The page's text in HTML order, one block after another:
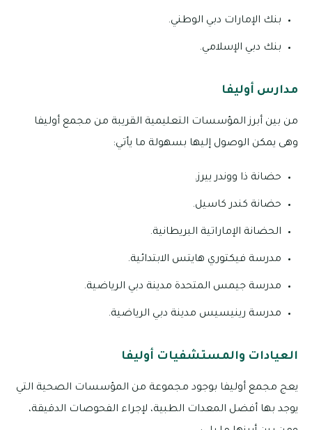
بنك الإمارات دبي الوطني.
بنك دبي الإسلامي.
مدارس أوليفا
من بين أبرز المؤسسات التعليمية القريبة من مجمع أوليفا
وهى يمكن الوصول إليها بسهولة ما يأتي:
حضانة ذا ووندر ييرز.
حضانة كندر كاسيل.
الحضانة الإماراتية البريطانية.
مدرسة فيكتوري هايتس الابتدائية.
مدرسة جيمس المتحدة مدينة دبي الرياضية.
مدرسة رينيسيس مدينة دبي الرياضية.
العيادات والمستشفيات أوليفا
يعج مجمع أوليفا بوجود مجموعة من المؤسسات الصحية التي
يوجد بها أفضل المعدات الطبية، لإجراء الفحوصات الدقيقة،